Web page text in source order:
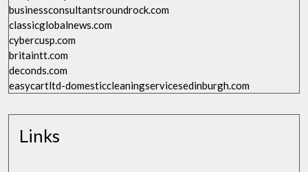
businessconsultantsroundrock.com
classicglobalnews.com
cybercusp.com
britaintt.com
deconds.com
easycartltd-domesticcleaningservicesedinburgh.com
Links